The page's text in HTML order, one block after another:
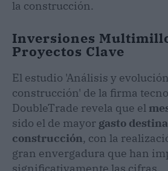
la construcción.
Inversiones
Proyectos Clave
El estudio 'Análisis y
construcción' de la firma
DoubleTrade revela que el
sido el de mayor gasto
construcción, con la
gran envergadura que han
significativamente las cifras.